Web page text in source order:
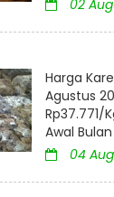
02
Harga
Agustus
Rp37.771/
Awal Bulan
04